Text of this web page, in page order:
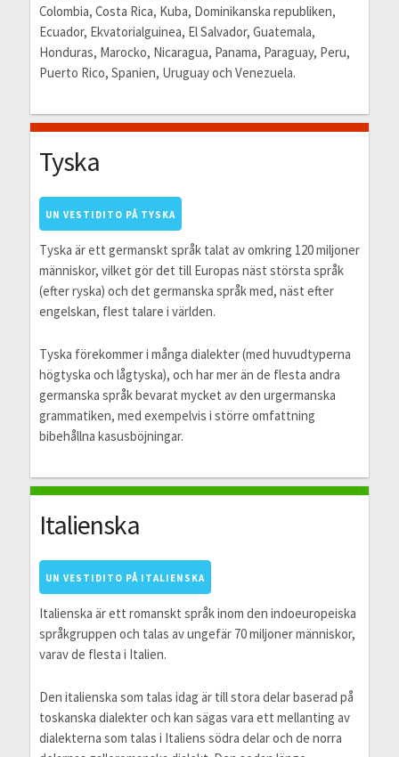
Colombia, Costa Rica, Kuba, Dominikanska republiken,
Ecuador, Ekvatorialguinea, El Salvador, Guatemala,
Honduras, Marocko, Nicaragua, Panama, Paraguay, Peru,
Puerto Rico, Spanien, Uruguay och Venezuela.
Tyska
UN VESTIDITO PÅ TYSKA
Tyska är ett germanskt språk talat av omkring 120 miljoner
människor, vilket gör det till Europas näst största språk
(efter ryska) och det germanska språk med, näst efter
engelskan, flest talare i världen.
Tyska förekommer i många dialekter (med huvudtyperna
högtyska och lågtyska), och har mer än de flesta andra
germanska språk bevarat mycket av den urgermanska
grammatiken, med exempelvis i större omfattning
bibehållna kasusböjningar.
Italienska
UN VESTIDITO PÅ ITALIENSKA
Italienska är ett romanskt språk inom den indoeuropeiska
språkgruppen och talas av ungefär 70 miljoner människor,
varav de flesta i Italien.
Den italienska som talas idag är till stora delar baserad på
toskanska dialekter och kan sägas vara ett mellanting av
dialekterna som talas i Italiens södra delar och de norra